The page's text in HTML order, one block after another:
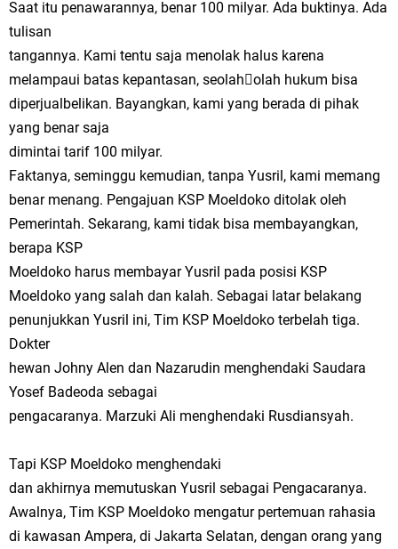
Saat itu penawarannya, benar 100 milyar. Ada buktinya. Ada
tulisan
tangannya. Kami tentu saja menolak halus karena
melampaui batas kepantasan, seolah￾olah hukum bisa
diperjualbelikan. Bayangkan, kami yang berada di pihak
yang benar saja
dimintai tarif 100 milyar.
Faktanya, seminggu kemudian, tanpa Yusril, kami memang
benar menang. Pengajuan KSP Moeldoko ditolak oleh
Pemerintah. Sekarang, kami tidak bisa membayangkan,
berapa KSP
Moeldoko harus membayar Yusril pada posisi KSP
Moeldoko yang salah dan kalah. Sebagai latar belakang
penunjukkan Yusril ini, Tim KSP Moeldoko terbelah tiga.
Dokter
hewan Johny Alen dan Nazarudin menghendaki Saudara
Yosef Badeoda sebagai
pengacaranya. Marzuki Ali menghendaki Rusdiansyah.
Tapi KSP Moeldoko menghendaki
dan akhirnya memutuskan Yusril sebagai Pengacaranya.
Awalnya, Tim KSP Moeldoko mengatur pertemuan rahasia
di kawasan Ampera, di Jakarta Selatan, dengan orang yang